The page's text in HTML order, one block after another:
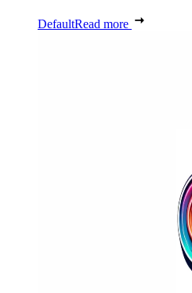
DefaultRead more